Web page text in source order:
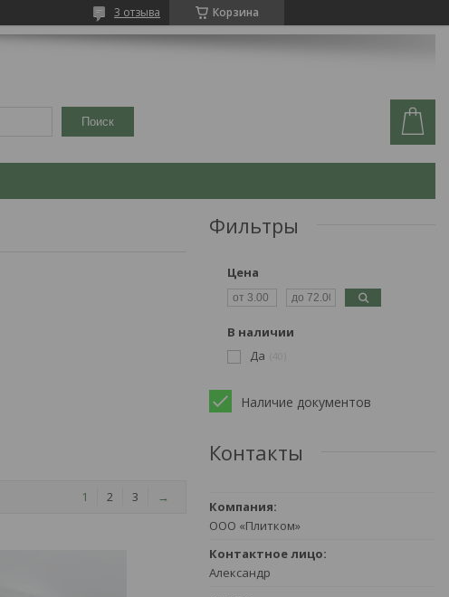
Корзина
3 отзыва
Поиск
1 2 3 →
Фильтры
Цена
В наличии
Да
Наличие документов
Контакты
ООО «Плитком»
Александр